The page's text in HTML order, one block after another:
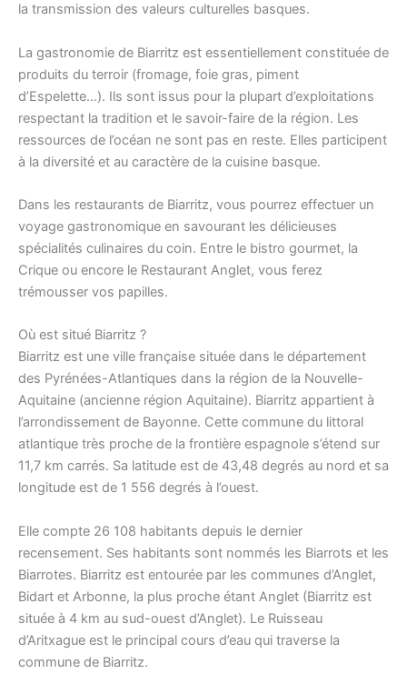
la transmission des valeurs culturelles basques.
La gastronomie de Biarritz est essentiellement constituée de
produits du terroir (fromage, foie gras, piment
d’Espelette…). Ils sont issus pour la plupart d’exploitations
respectant la tradition et le savoir-faire de la région. Les
ressources de l’océan ne sont pas en reste. Elles participent
à la diversité et au caractère de la cuisine basque.
Dans les restaurants de Biarritz, vous pourrez effectuer un
voyage gastronomique en savourant les délicieuses
spécialités culinaires du coin. Entre le bistro gourmet, la
Crique ou encore le Restaurant Anglet, vous ferez
trémousser vos papilles.
Où est situé Biarritz ?
Biarritz est une ville française située dans le département
des Pyrénées-Atlantiques dans la région de la Nouvelle-
Aquitaine (ancienne région Aquitaine). Biarritz appartient à
l’arrondissement de Bayonne. Cette commune du littoral
atlantique très proche de la frontière espagnole s’étend sur
11,7 km carrés. Sa latitude est de 43,48 degrés au nord et sa
longitude est de 1 556 degrés à l’ouest.
Elle compte 26 108 habitants depuis le dernier
recensement. Ses habitants sont nommés les Biarrots et les
Biarrotes. Biarritz est entourée par les communes d’Anglet,
Bidart et Arbonne, la plus proche étant Anglet (Biarritz est
située à 4 km au sud-ouest d’Anglet). Le Ruisseau
d’Aritxague est le principal cours d’eau qui traverse la
commune de Biarritz.